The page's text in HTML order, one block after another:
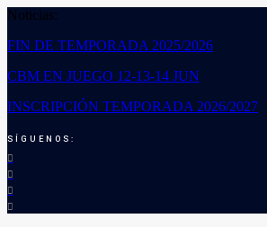
Noticias:
FIN DE TEMPORADA 2025/2026
CBM EN JUEGO 12-13-14 JUN
INSCRIPCIÓN TEMPORADA 2026/2027
SÍGUENOS: